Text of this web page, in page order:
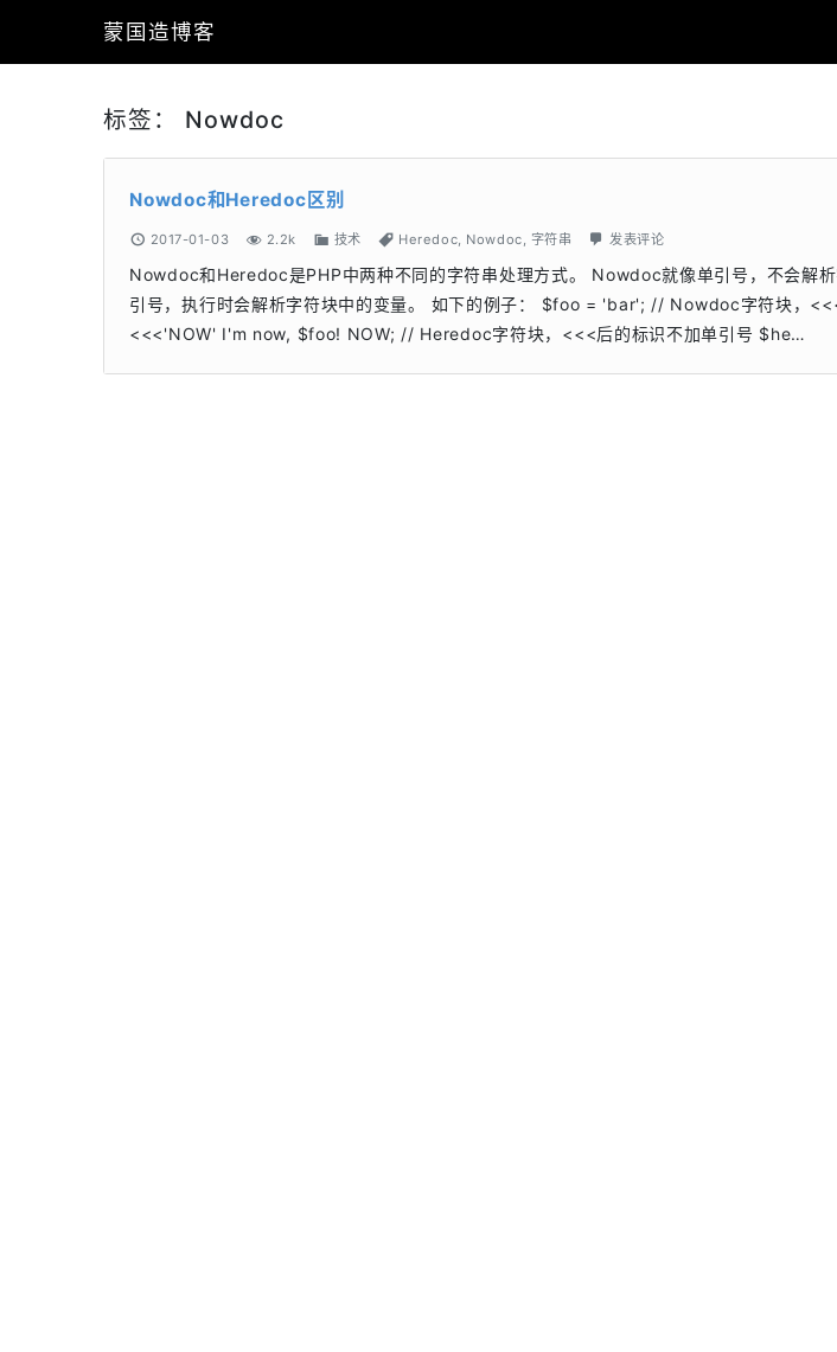
蒙国造博客
标签： Nowdoc
Nowdoc和Heredoc区别
2017-01-03 2.2k 技术 Heredoc, Nowdoc, 字符串 发表评论
Nowdoc和Heredoc是PHP中两种不同的字符串处理方式。 Nowdoc就像单引号，不会解
引号，执行时会解析字符块中的变量。 如下的例子： $foo = 'bar'; // Nowdoc字符块，
<<<'NOW' I'm now, $foo! NOW; // Heredoc字符块，<<<后的标识不加单引号 $he…